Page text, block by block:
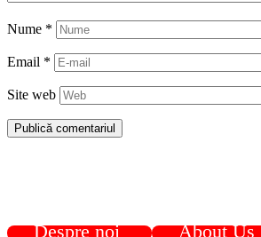
Nume *
Email *
Site web
Despre noi About Us